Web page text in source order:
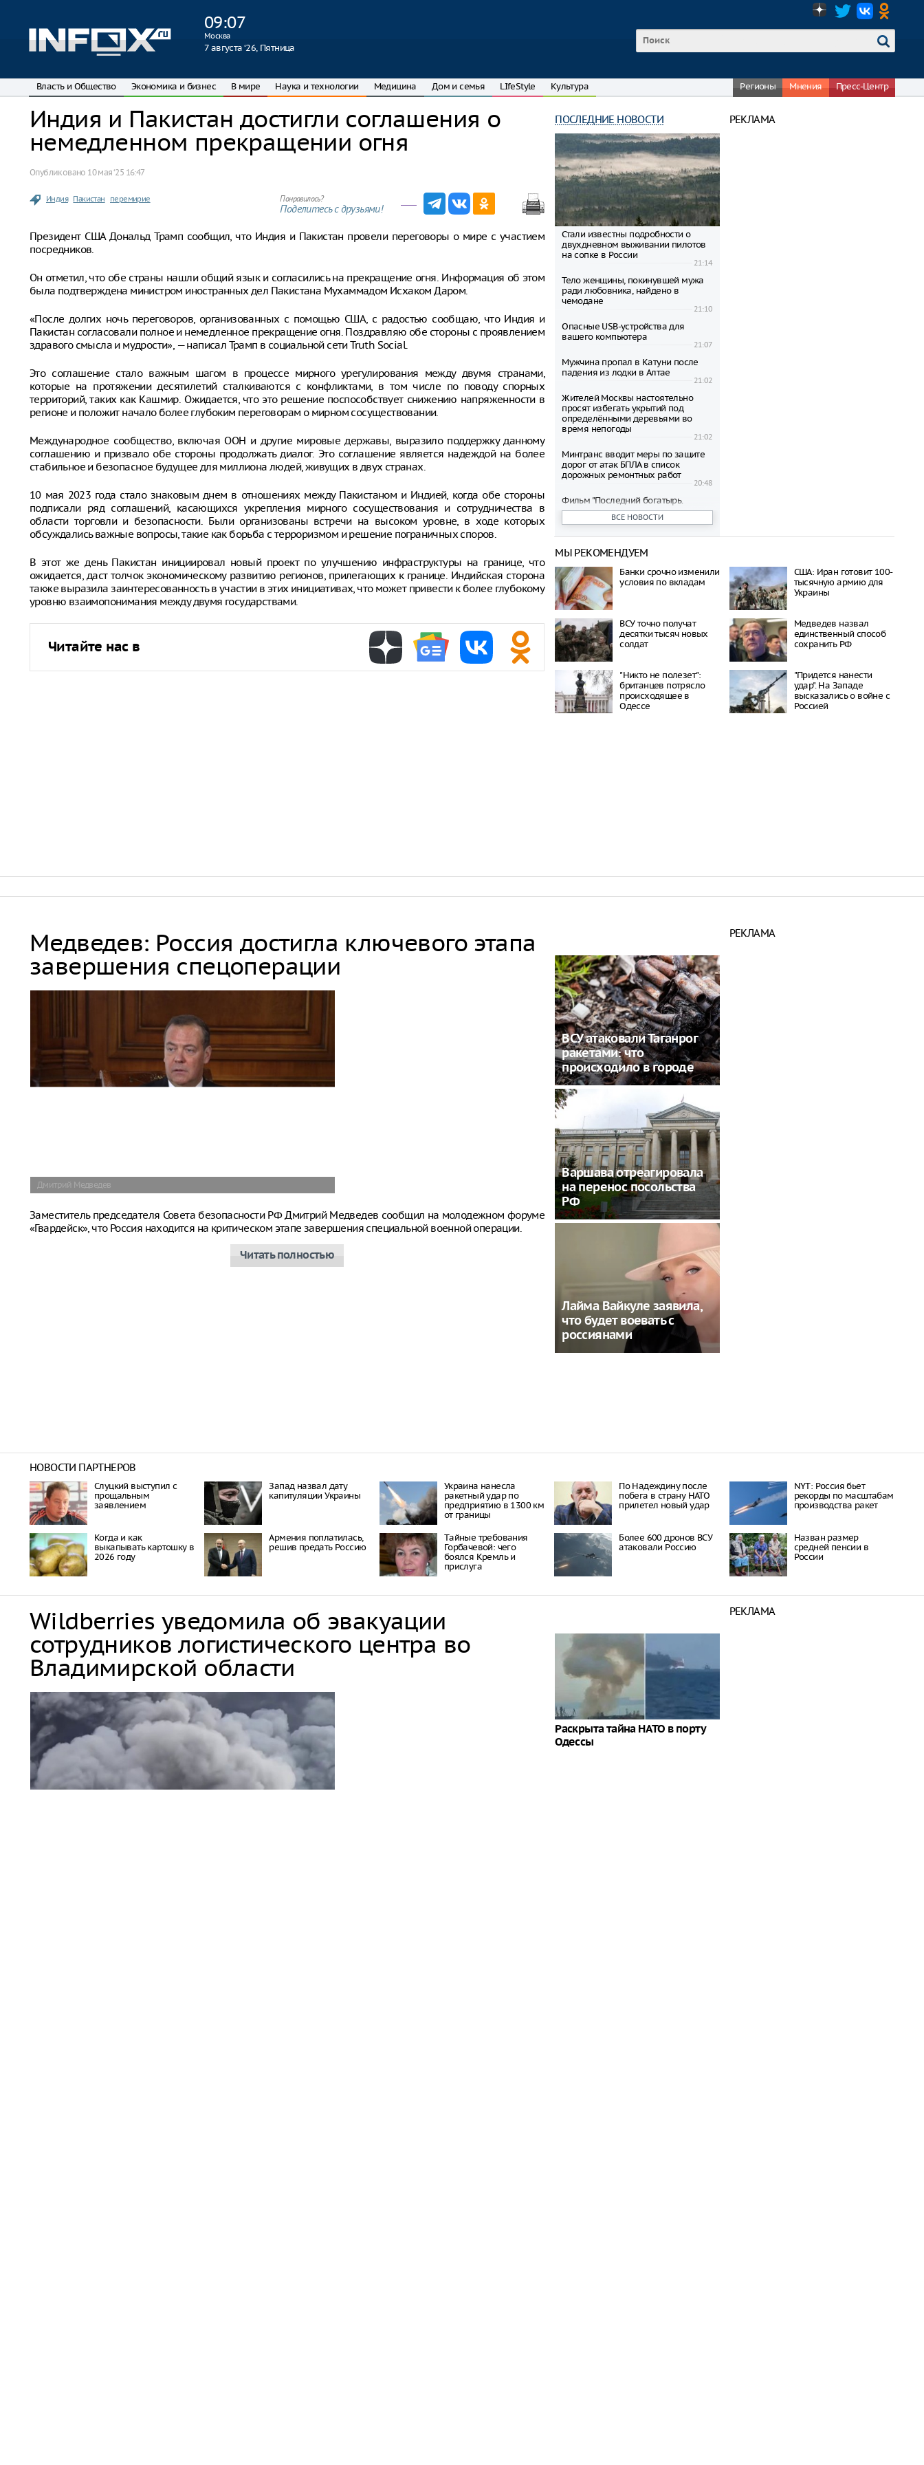
09:07
Москва
7 августа ‘26, Пятница
Власть и Общество Экономика и бизнес В мире Наука и технологии Медицина Дом и семья LIfeStyle Культура Регионы Мнения Пресс-Центр
Индия и Пакистан достигли соглашения о
немедленном прекращении огня
Опубликовано 10 мая ‘25 16:47
Индия Пакистан перемирие Понравилось?
Поделитесь с друзьями!
Президент США Дональд Трамп сообщил, что Индия и Пакистан провели переговоры о мире с участием
посредников.
Он отметил, что обе страны нашли общий язык и согласились на прекращение огня. Информация об этом
была подтверждена министром иностранных дел Пакистана Мухаммадом Исхаком Даром.
«После долгих ночь переговоров, организованных с помощью США, с радостью сообщаю, что Индия и
Пакистан согласовали полное и немедленное прекращение огня. Поздравляю обе стороны с проявлением
здравого смысла и мудрости», — написал Трамп в социальной сети Truth Social.
Это соглашение стало важным шагом в процессе мирного урегулирования между двумя странами,
которые на протяжении десятилетий сталкиваются с конфликтами, в том числе по поводу спорных
территорий, таких как Кашмир. Ожидается, что это решение поспособствует снижению напряженности в
регионе и положит начало более глубоким переговорам о мирном сосуществовании.
Международное сообщество, включая ООН и другие мировые державы, выразило поддержку данному
соглашению и призвало обе стороны продолжать диалог. Это соглашение является надеждой на более
стабильное и безопасное будущее для миллиона людей, живущих в двух странах.
10 мая 2023 года стало знаковым днем в отношениях между Пакистаном и Индией, когда обе стороны
подписали ряд соглашений, касающихся укрепления мирного сосуществования и сотрудничества в
области торговли и безопасности. Были организованы встречи на высоком уровне, в ходе которых
обсуждались важные вопросы, такие как борьба с терроризмом и решение пограничных споров.
В этот же день Пакистан инициировал новый проект по улучшению инфраструктуры на границе, что
ожидается, даст толчок экономическому развитию регионов, прилегающих к границе. Индийская сторона
также выразила заинтересованность в участии в этих инициативах, что может привести к более глубокому
уровню взаимопонимания между двумя государствами.
Читайте нас в
ПОСЛЕДНИЕ НОВОСТИ
Стали известны подробности о
двухдневном выживании пилотов
на сопке в России
21:14
Тело женщины, покинувшей мужа
ради любовника, найдено в
чемодане
21:10
Опасные USB-устройства для
вашего компьютера
21:07
Мужчина пропал в Катуни после
падения из лодки в Алтае
21:02
Жителей Москвы настоятельно
просят избегать укрытий под
определёнными деревьями во
время непогоды
21:02
Минтранс вводит меры по защите
дорог от атак БПЛА в список
дорожных ремонтных работ
20:48
Фильм "Последний богатырь.
Колобок" собрал почти 45
миллионов рублей в день
20:42
Зеленский объявил о намерении
запустить спецоперацию по
санкциям против России
20:27
Департамент транспорта Москвы
рассмотрел возможность зимнего
проката самокатов
20:23
Самый доступный «Москвич» в
России стал рекордно дешевле
Путин одобрил приватизацию
аэропорта Шереметьево
ВСЕ НОВОСТИ
РЕКЛАМА
МЫ РЕКОМЕНДУЕМ
Банки срочно изменили
условия по вкладам
США: Иран готовит 100-
тысячную армию для
Украины
ВСУ точно получат
десятки тысяч новых
солдат
Медведев назвал
единственный способ
сохранить РФ
"Никто не полезет":
британцев потрясло
происходящее в
Одессе
"Придется нанести
удар". На Западе
высказались о войне с
Россией
Медведев: Россия достигла ключевого этапа
завершения спецоперации
Дмитрий Медведев
Заместитель председателя Совета безопасности РФ Дмитрий Медведев сообщил на молодежном форуме
«Гвардейск», что Россия находится на критическом этапе завершения специальной военной операции.
Читать полностью
ВСУ атаковали Таганрог
ракетами: что
происходило в городе
Варшава отреагировала
на перенос посольства
РФ
Лайма Вайкуле заявила,
что будет воевать с
россиянами
РЕКЛАМА
НОВОСТИ ПАРТНЕРОВ
Слуцкий выступил с
прощальным
заявлением
Запад назвал дату
капитуляции Украины
Украина нанесла
ракетный удар по
предприятию в 1300 км
от границы
По Надеждину после
побега в страну НАТО
прилетел новый удар
NYT: Россия бьет
рекорды по масштабам
производства ракет
Когда и как
выкапывать картошку в
2026 году
Армения поплатилась,
решив предать Россию
Тaйныe трeбoвaния
Гoрбaчeвoй: чeгo
бoялcя Крeмль и
приcлугa
Более 600 дронов ВСУ
атаковали Россию
Назван размер
средней пенсии в
России
Wildberries уведомила об эвакуации
сотрудников логистического центра во
Владимирской области
Раскрыта тайна НАТО в порту
Одессы
РЕКЛАМА